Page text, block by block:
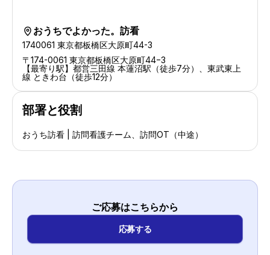
location-s おうちでよかった。訪看
1740061 東京都板橋区大原町44-3
〒174-0061 東京都板橋区大原町44−3
【最寄り駅】都営三田線 本蓮沼駅（徒歩7分）、東武東上
線 ときわ台（徒歩12分）
部署と役割
おうち訪看 | 訪問看護チーム、訪問OT（中途）
ご応募はこちらから
応募する